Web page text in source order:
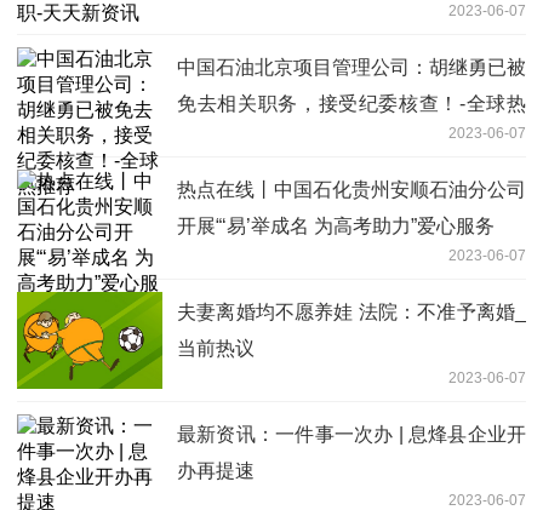
2023-06-07
中国石油北京项目管理公司：胡继勇已被
免去相关职务，接受纪委核查！-全球热
2023-06-07
热点在线丨中国石化贵州安顺石油分公司
开展“‘易’举成名 为高考助力”爱心服务
2023-06-07
夫妻离婚均不愿养娃 法院：不准予离婚_
当前热议
2023-06-07
最新资讯：一件事一次办 | 息烽县企业开
办再提速
2023-06-07